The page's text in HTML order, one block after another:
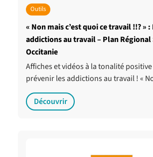
Outils
« Non mais c’est quoi ce travail !!? »
addictions au travail – Plan Régional
Occitanie
Affiches et vidéos à la tonalité
prévenir les addictions au travail ! «
Découvrir